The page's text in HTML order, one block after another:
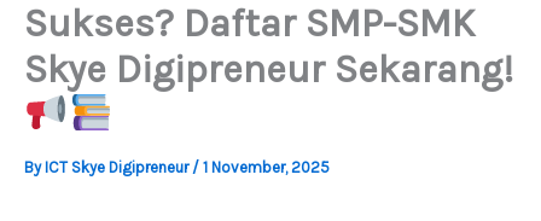
Sukses? Daftar SMP-SMK
Skye Digipreneur Sekarang!
By ICT Skye Digipreneur / 1 November, 2025